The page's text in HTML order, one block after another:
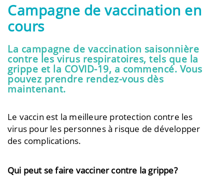
Campagne de vaccination en
cours
La campagne de vaccination saisonnière
contre les virus respiratoires, tels que la
grippe et la COVID-19, a commencé. Vous
pouvez prendre rendez-vous dès
maintenant.
Le vaccin est la meilleure protection contre les
virus pour les personnes à risque de développer
des complications.
Qui peut se faire vacciner contre la grippe?